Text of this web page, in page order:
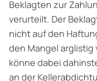
Beklagten zur
verurteilt. Der
nicht auf den
den Mangel arglistig
könne dabei
an der